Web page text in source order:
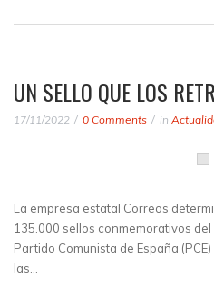
UN SELLO QUE LOS
17/11/2022 0 Comments in
La empresa estatal Correos
135.000 sellos conmemorativos
Partido Comunista de España
las…